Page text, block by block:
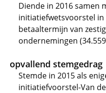
Diende in 2016 samen
initiatiefwetsvoorstel
betaaltermijn van
ondernemingen
opvallend stemgedrag
Stemde in 2015 als
initiatiefvoorstel-Van